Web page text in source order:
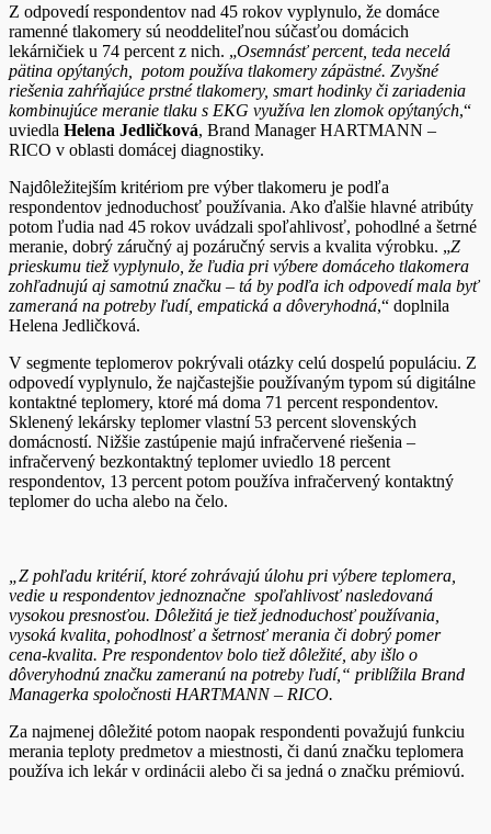
Z odpovedí respondentov nad 45 rokov vyplynulo, že domáce
ramenné tlakomery sú neoddeliteľnou súčasťou domácich
lekárničiek u 74 percent z nich. „Osemnásť percent, teda necelá
pätina opýtaných, potom používa tlakomery zápästné. Zvyšné
riešenia zahŕňajúce prstné tlakomery, smart hodinky či zariadenia
kombinujúce meranie tlaku s EKG využíva len zlomok opýtaných,“
uviedla Helena Jedličková, Brand Manager HARTMANN –
RICO v oblasti domácej diagnostiky.
Najdôležitejším kritériom pre výber tlakomeru je podľa
respondentov jednoduchosť používania. Ako ďalšie hlavné atribúty
potom ľudia nad 45 rokov uvádzali spoľahlivosť, pohodlné a šetrné
meranie, dobrý záručný aj pozáručný servis a kvalita výrobku. „Z
prieskumu tiež vyplynulo, že ľudia pri výbere domáceho tlakomera
zohľadnujú aj samotnú značku – tá by podľa ich odpovedí mala byť
zameraná na potreby ľudí, empatická a dôveryhodná,“ doplnila
Helena Jedličková.
V segmente teplomerov pokrývali otázky celú dospelú populáciu. Z
odpovedí vyplynulo, že najčastejšie používaným typom sú digitálne
kontaktné teplomery, ktoré má doma 71 percent respondentov.
Sklenený lekársky teplomer vlastní 53 percent slovenských
domácností. Nižšie zastúpenie majú infračervené riešenia –
infračervený bezkontaktný teplomer uviedlo 18 percent
respondentov, 13 percent potom používa infračervený kontaktný
teplomer do ucha alebo na čelo.
„Z pohľadu kritérií, ktoré zohrávajú úlohu pri výbere teplomera,
vedie u respondentov jednoznačne spoľahlivosť nasledovaná
vysokou presnosťou. Dôležitá je tiež jednoduchosť používania,
vysoká kvalita, pohodlnosť a šetrnosť merania či dobrý pomer
cena-kvalita. Pre respondentov bolo tiež dôležité, aby išlo o
dôveryhodnú značku zameranú na potreby ľudí,“ priblížila Brand
Managerka spoločnosti HARTMANN – RICO.
Za najmenej dôležité potom naopak respondenti považujú funkciu
merania teploty predmetov a miestnosti, či danú značku teplomera
používa ich lekár v ordinácii alebo či sa jedná o značku prémiovú.